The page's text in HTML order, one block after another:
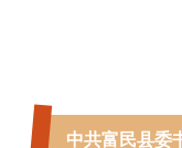
中共富民县委